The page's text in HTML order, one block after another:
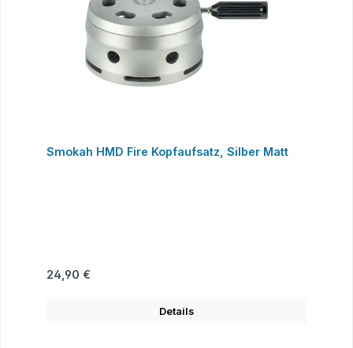
Smokah HMD Fire Kopfaufsatz, Silber Matt
Regulärer Preis:
24,90 €
Details